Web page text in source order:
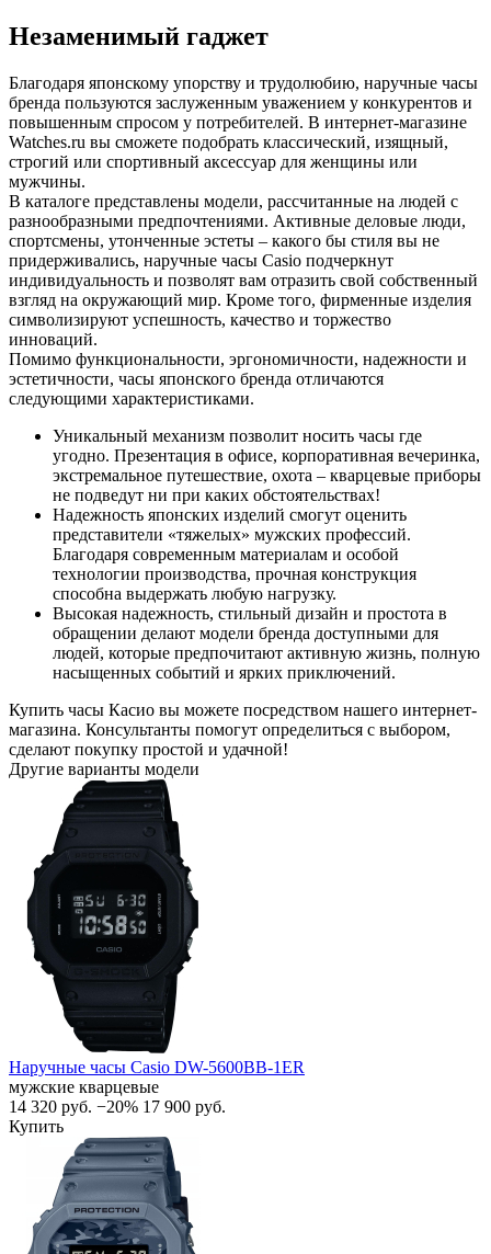
Незаменимый гаджет
Благодаря японскому упорству и трудолюбию, наручные часы
бренда пользуются заслуженным уважением у конкурентов и
повышенным спросом у потребителей. В интернет-магазине
Watches.ru вы сможете подобрать классический, изящный,
строгий или спортивный аксессуар для женщины или
мужчины.
В каталоге представлены модели, рассчитанные на людей с
разнообразными предпочтениями. Активные деловые люди,
спортсмены, утонченные эстеты – какого бы стиля вы не
придерживались, наручные часы Casio подчеркнут
индивидуальность и позволят вам отразить свой собственный
взгляд на окружающий мир. Кроме того, фирменные изделия
символизируют успешность, качество и торжество
инноваций.
Помимо функциональности, эргономичности, надежности и
эстетичности, часы японского бренда отличаются
следующими характеристиками.
Уникальный механизм позволит носить часы где
угодно. Презентация в офисе, корпоративная вечеринка,
экстремальное путешествие, охота – кварцевые приборы
не подведут ни при каких обстоятельствах!
Надежность японских изделий смогут оценить
представители «тяжелых» мужских профессий.
Благодаря современным материалам и особой
технологии производства, прочная конструкция
способна выдержать любую нагрузку.
Высокая надежность, стильный дизайн и простота в
обращении делают модели бренда доступными для
людей, которые предпочитают активную жизнь, полную
насыщенных событий и ярких приключений.
Купить часы Касио вы можете посредством нашего интернет-
магазина. Консультанты помогут определиться с выбором,
сделают покупку простой и удачной!
Другие варианты модели
Наручные часы Casio DW-5600BB-1ER
мужские кварцевые
14 320 руб. −20% 17 900 руб.
Купить